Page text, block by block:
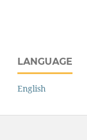
LANGUAGE
English